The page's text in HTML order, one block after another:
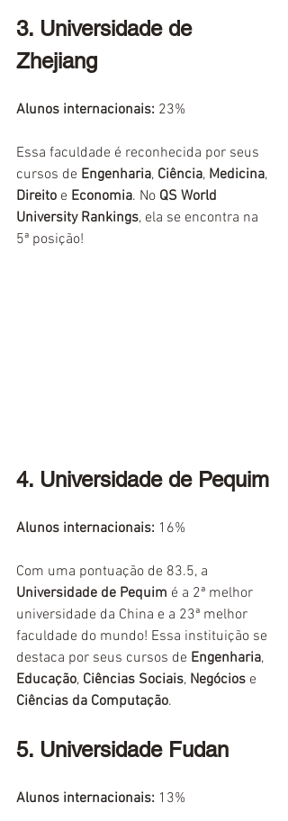
3. Universidade de
Zhejiang
Alunos internacionais: 23%
Essa faculdade é reconhecida por seus
cursos de Engenharia, Ciência, Medicina,
Direito e Economia. No QS World
University Rankings, ela se encontra na
5ª posição!
4. Universidade de Pequim
Alunos internacionais: 16%
Com uma pontuação de 83.5, a
Universidade de Pequim é a 2ª melhor
universidade da China e a 23ª melhor
faculdade do mundo! Essa instituição se
destaca por seus cursos de Engenharia,
Educação, Ciências Sociais, Negócios e
Ciências da Computação.
5. Universidade Fudan
Alunos internacionais: 13%